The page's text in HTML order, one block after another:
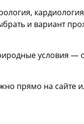
и вариант
условия —
прямо на сайте